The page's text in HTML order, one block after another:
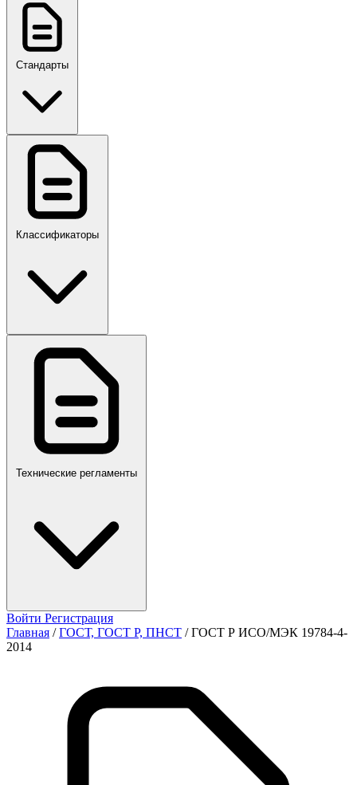
Стандарты
ГОСТ, ГОСТ Р, ПНСТ
ПР,Р,ПМГ,РМГ
Классификаторы
Технические регламенты
Войти Регистрация
Главная / ГОСТ, ГОСТ Р, ПНСТ / ГОСТ Р ИСО/МЭК 19784-4-
2014